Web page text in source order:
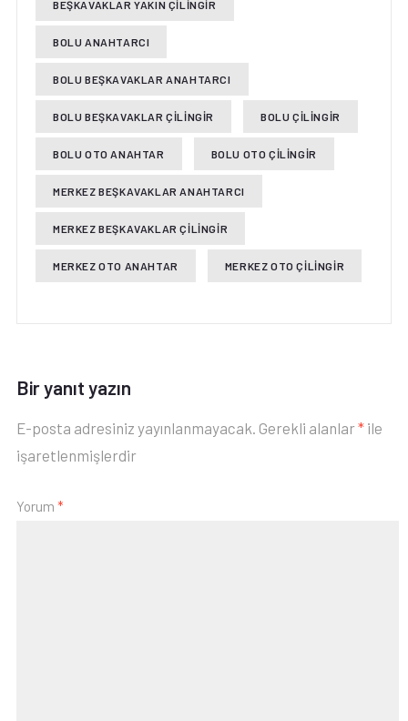
BEŞKAVAKLAR YAKIN ÇILINGIR
BOLU ANAHTARCI
BOLU BEŞKAVAKLAR ANAHTARCI
BOLU BEŞKAVAKLAR ÇILINGIR BOLU ÇILINGIR
BOLU OTO ANAHTAR BOLU OTO ÇILINGIR
MERKEZ BEŞKAVAKLAR ANAHTARCI
MERKEZ BEŞKAVAKLAR ÇILINGIR
MERKEZ OTO ANAHTAR MERKEZ OTO ÇILINGIR
Bir yanıt yazın
E-posta adresiniz yayınlanmayacak. Gerekli alanlar*ile
işaretlenmişlerdir
Yorum *